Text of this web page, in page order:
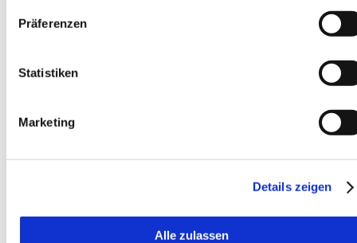
Präferenzen
Statistiken
Marketing
Details zeigen
Alle zulassen